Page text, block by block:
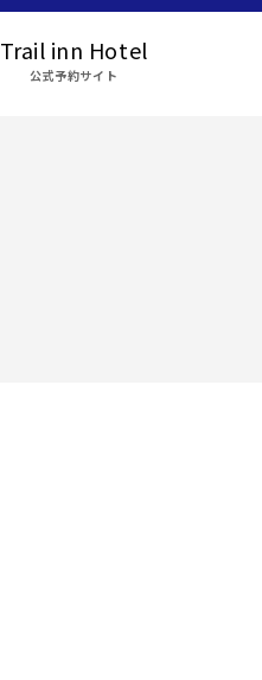
Trail inn Hotel
公式予約サイト